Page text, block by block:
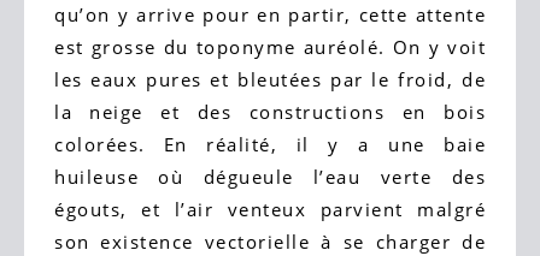
qu’on y arrive pour en partir, cette attente
est grosse du toponyme auréolé. On y voit
les eaux pures et bleutées par le froid, de
la neige et des constructions en bois
colorées. En réalité, il y a une baie
huileuse où dégueule l’eau verte des
égouts, et l’air venteux parvient malgré
son existence vectorielle à se charger de